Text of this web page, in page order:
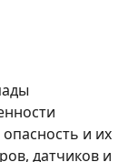
и их
датчиков и